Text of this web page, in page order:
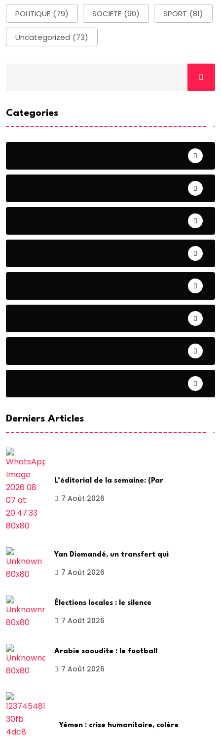
POLITIQUE (79) SOCIETE (90) SPORT (81)
Uncategorized (73)
Categories
Derniers Articles
L’éditorial de la semaine: (Par
7 Août 2026
Yan Diomandé, un transfert qui
7 Août 2026
Élections locales : le silence
7 Août 2026
Arabie saoudite : le football
7 Août 2026
Yémen : crise humanitaire, colère